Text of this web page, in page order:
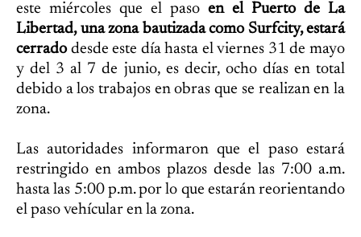
este miércoles que el paso en el Puerto de La
Libertad, una zona bautizada como Surfcity, estará
cerradodesde este día hasta el viernes 31 de mayo
y del 3 al 7 de junio, es decir, ocho días en total
debido a los trabajos en obras que se realizan en la
zona.
Las autoridades informaron que el paso estará
restringido en ambos plazos desde las 7:00 a.m.
hasta las 5:00 p.m. por lo que estarán reorientando
el paso vehícular en la zona.